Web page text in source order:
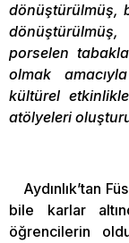
dönüştürülmüş,
porselen
olmak
kültürel
atölyeleri
Aydınlık’tan
bile karlar
öğrencilerin